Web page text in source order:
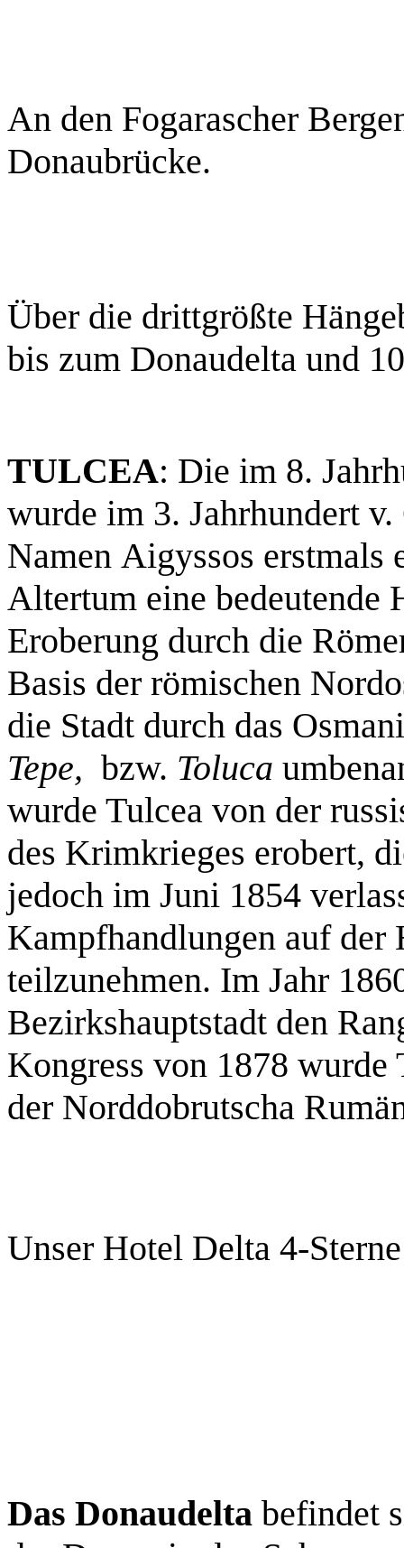
An den Fogarascher
Donaubrücke.
Über die drittgrößte
bis zum Donaudelta und
TULCEA: Die im 8.
wurde im 3. Jahrhundert
Namen Aigyssos erstmals
Altertum eine bedeutende
Eroberung durch die
Basis der römischen
die Stadt durch das
Tepe, bzw. Toluca
wurde Tulcea von der
des Krimkrieges erobert,
jedoch im Juni 1854
Kampfhandlungen auf
teilzunehmen. Im Jahr
Bezirkshauptstadt den
Kongress von 1878 wurde
der Norddobrutscha
Unser Hotel Delta 4-
Das Donaudelta befindet